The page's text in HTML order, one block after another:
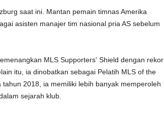
saat ini. Mantan pemain timnas Amerika
asisten manajer tim nasional pria AS sebelum
MLS Supporters' Shield dengan rekor
itu, ia dinobatkan sebagai Pelatih MLS of the
2018, ia memiliki lebih banyak memperoleh
sejarah klub.